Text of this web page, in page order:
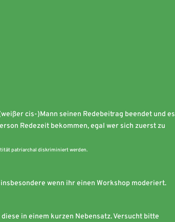
cis-)Mann seinen Redebeitrag beendet und es
Redezeit bekommen, egal wer sich zuerst zu
patriarchal diskriminiert werden.
wenn ihr einen Workshop moderiert.
in einem kurzen Nebensatz. Versucht bitte